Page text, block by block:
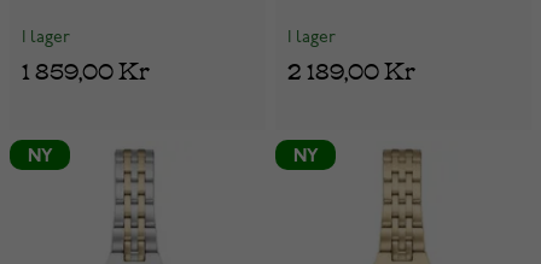
I lager
1 859,00 Kr
I lager
2 189,00 Kr
NY NY